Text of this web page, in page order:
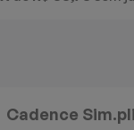
Cadence